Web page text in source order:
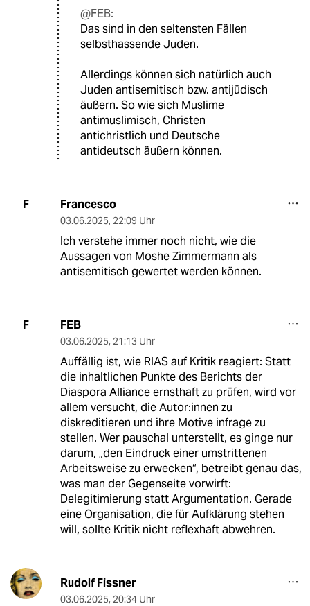
@FEB:
Das sind in den seltensten Fällen
selbsthassende Juden.
Allerdings können sich natürlich auch
Juden antisemitisch bzw. antijüdisch
äußern. So wie sich Muslime
antimuslimisch, Christen
antichristlich und Deutsche
antideutsch äußern können.
F Francesco
03.06.2025, 22:09 Uhr
Ich verstehe immer noch nicht, wie die
Aussagen von Moshe Zimmermann als
antisemitisch gewertet werden können.
F FEB
03.06.2025, 21:13 Uhr
Auffällig ist, wie RIAS auf Kritik reagiert: Statt
die inhaltlichen Punkte des Berichts der
Diaspora Alliance ernsthaft zu prüfen, wird vor
allem versucht, die Autor:innen zu
diskreditieren und ihre Motive infrage zu
stellen. Wer pauschal unterstellt, es ginge nur
darum, „den Eindruck einer umstrittenen
Arbeitsweise zu erwecken“, betreibt genau das,
was man der Gegenseite vorwirft:
Delegitimierung statt Argumentation. Gerade
eine Organisation, die für Aufklärung stehen
will, sollte Kritik nicht reflexhaft abwehren.
Rudolf Fissner
03.06.2025, 20:34 Uhr